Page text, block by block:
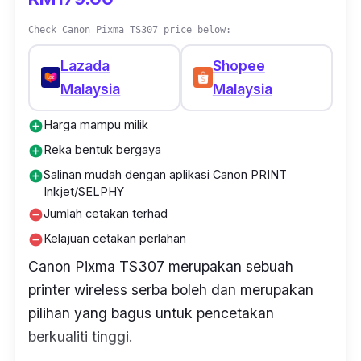
Check Canon Pixma TS307 price below:
Lazada
Malaysia
Shopee
Malaysia
add_circleHarga mampu milik
add_circleReka bentuk bergaya
add_circleSalinan mudah dengan aplikasi Canon PRINT
Inkjet/SELPHY
remove_circleJumlah cetakan terhad
remove_circleKelajuan cetakan perlahan
Canon Pixma TS307 merupakan sebuah
printer wireless serba boleh dan merupakan
pilihan yang bagus untuk pencetakan
berkualiti tinggi.